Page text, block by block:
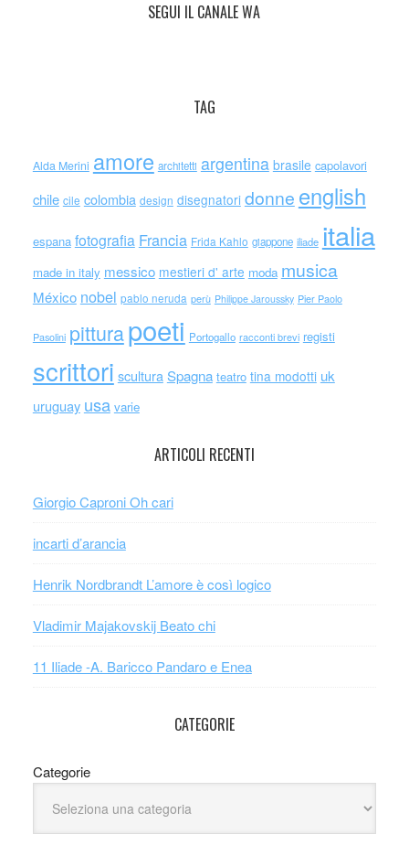
SEGUI IL CANALE WA
TAG
Alda Merini amore architetti argentina brasile capolavori
chile cile colombia design disegnatori donne english
espana fotografia Francia Frida Kahlo giappone iliade italia
made in italy messico mestieri d' arte moda musica
México nobel pablo neruda perù Philippe Jaroussky Pier Paolo
Pasolini pitturapoeti Portogallo racconti brevi registi
scrittori scultura Spagna teatro tina modotti uk
uruguay usa varie
ARTICOLI RECENTI
Giorgio Caproni Oh cari
incarti d’arancia
Henrik Nordbrandt L’amore è così logico
Vladimir Majakovskij Beato chi
11 Iliade -A. Baricco Pandaro e Enea
CATEGORIE
Categorie